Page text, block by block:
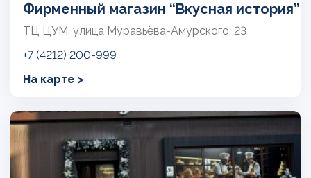
Фирменный магазин “Вкусная история”
ТЦ ЦУМ, улица Муравьёва-Амурского, 23
+7 (4212) 200-999
На карте >